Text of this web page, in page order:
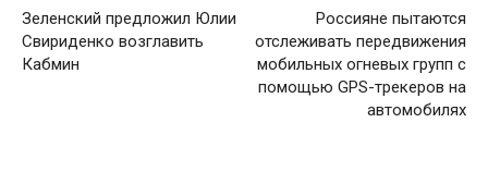
Зеленский предложил Юлии
Свириденко возглавить
Кабмин
Россияне пытаются
отслеживать передвижения
мобильных огневых групп с
помощью GPS-трекеров на
автомобилях